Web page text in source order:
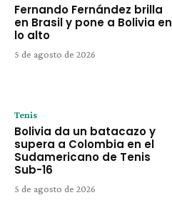
Fernando Fernández brilla
en Brasil y pone a Bolivia en
lo alto
5 de agosto de 2026
Tenis
Bolivia da un batacazo y
supera a Colombia en el
Sudamericano de Tenis
Sub-16
5 de agosto de 2026